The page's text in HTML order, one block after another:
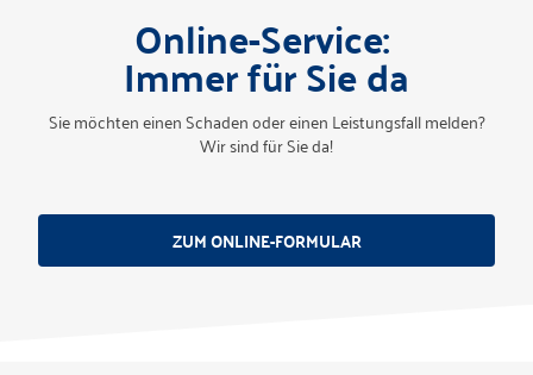
Online-Service:
Immer für Sie da
Sie möchten einen Schaden oder einen Leistungsfall melden?
Wir sind für Sie da!
ZUM ONLINE-FORMULAR